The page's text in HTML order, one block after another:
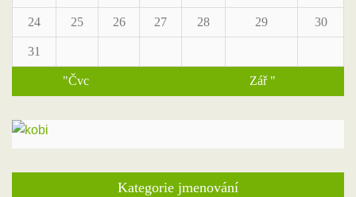
24 25 26 27 28 29 30
31
"Čvc Zář "
Kategorie jmenování